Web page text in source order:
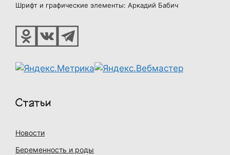
Шрифт и графические элементы: Аркадий Бабич
Статьи
Новости
Беременность и роды